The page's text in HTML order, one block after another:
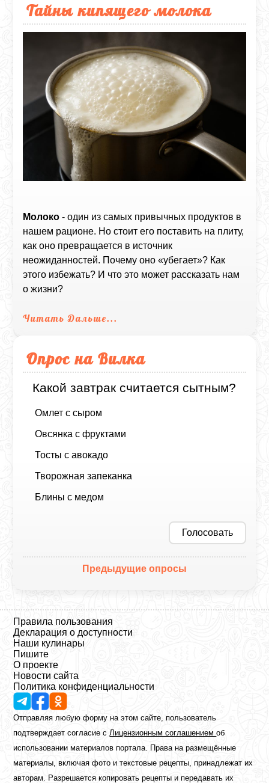
Тайны кипящего молока
Молоко - один из самых привычных продуктов в
нашем рационе. Но стоит его поставить на плиту,
как оно превращается в источник
неожиданностей. Почему оно «убегает»? Как
этого избежать? И что это может рассказать нам
о жизни?
Читать Дальше...
Опрос на Вилка
Какой завтрак считается сытным?
Омлет с сыром
Овсянка с фруктами
Тосты с авокадо
Творожная запеканка
Блины с медом
Голосовать
Предыдущие опросы
Правила пользования
Декларация о доступности
Наши кулинары
Пишите
О проекте
Новости сайта
Политика конфиденциальности
Отправляя любую форму на этом сайте, пользователь
подтверждает согласие сЛицензионным соглашениемоб
использовании материалов портала. Права на размещённые
материалы, включая фото и текстовые рецепты, принадлежат их
авторам. Разрешается копировать рецепты и передавать их